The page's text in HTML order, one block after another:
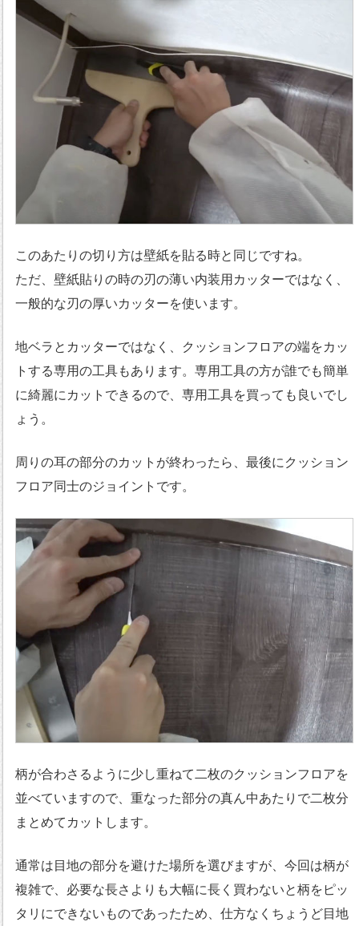
このあたりの切り方は壁紙を貼る時と同じですね。
ただ、壁紙貼りの時の刃の薄い内装用カッターではなく、
一般的な刃の厚いカッターを使います。
地ベラとカッターではなく、クッションフロアの端をカッ
トする専用の工具もあります。専用工具の方が誰でも簡単
に綺麗にカットできるので、専用工具を買っても良いでし
ょう。
周りの耳の部分のカットが終わったら、最後にクッション
フロア同士のジョイントです。
柄が合わさるように少し重ねて二枚のクッションフロアを
並べていますので、重なった部分の真ん中あたりで二枚分
まとめてカットします。
通常は目地の部分を避けた場所を選びますが、今回は柄が
複雑で、必要な長さよりも大幅に長く買わないと柄をピッ
タリにできないものであったため、仕方なくちょうど目地